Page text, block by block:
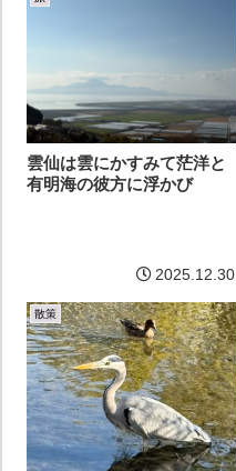
雲仙は雲にかすみて茫洋と
有明海の彼方に浮かび
2025.12.30
散策